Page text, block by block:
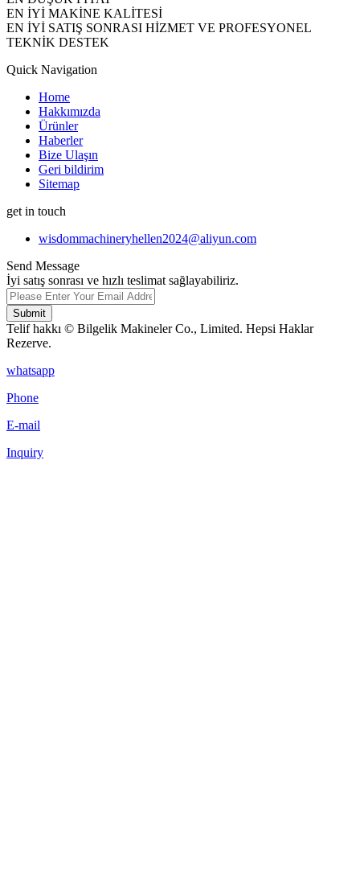
EN İYİ MAKİNE KALİTESİ
EN İYİ SATIŞ SONRASI HİZMET VE PROFESYONEL
TEKNİK DESTEK
Quick Navigation
Home
Hakkımızda
Ürünler
Haberler
Bize Ulaşın
Geri bildirim
Sitemap
get in touch
wisdommachineryhellen2024@aliyun.com
Send Message
İyi satış sonrası ve hızlı teslimat sağlayabiliriz.
Submit
Telif hakkı © Bilgelik Makineler Co., Limited. Hepsi Haklar
Rezerve.
whatsapp
Phone
E-mail
Inquiry